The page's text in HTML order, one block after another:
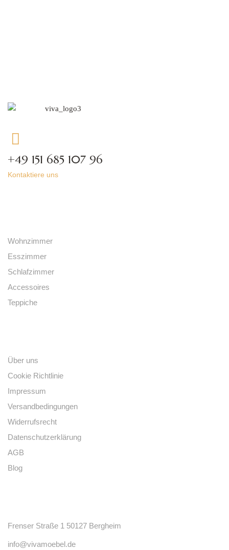
+49 151 685 107 96
Kontaktiere uns
Wohnzimmer
Esszimmer
Schlafzimmer
Accessoires
Teppiche
Über uns
Cookie Richtlinie
Impressum
Versandbedingungen
Widerrufsrecht
Datenschutzerklärung
AGB
Blog
Frenser Straße 1 50127 Bergheim
info@vivamoebel.de